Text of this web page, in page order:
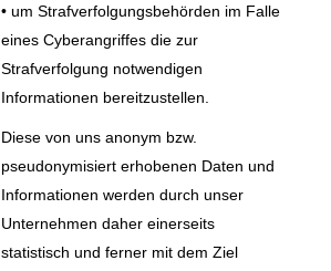
• um Strafverfolgungsbehörden im Falle
eines Cyberangriffes die zur
Strafverfolgung notwendigen
Informationen bereitzustellen.
Diese von uns anonym bzw.
pseudonymisiert erhobenen Daten und
Informationen werden durch unser
Unternehmen daher einerseits
statistisch und ferner mit dem Ziel